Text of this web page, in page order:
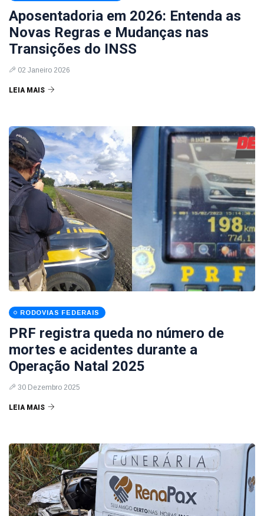
Aposentadoria em 2026: Entenda as
Novas Regras e Mudanças nas
Transições do INSS
02 Janeiro 2026
LEIA MAIS
RODOVIAS FEDERAIS
PRF registra queda no número de
mortes e acidentes durante a
Operação Natal 2025
30 Dezembro 2025
LEIA MAIS